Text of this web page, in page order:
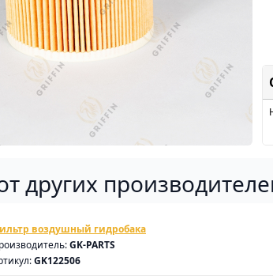
других
воздушный гидробака
GK-PARTS
GK122506